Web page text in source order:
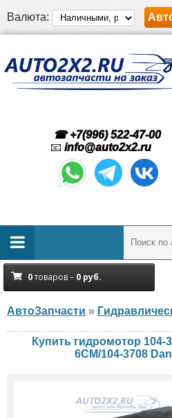
Валюта:
☎ +7(996) 522-47-00
📧 info@auto2x2.ru
0товаров – 0 руб.
АвтоЗапчасти »
Купить гидромотор 104-
6CM/104-3708